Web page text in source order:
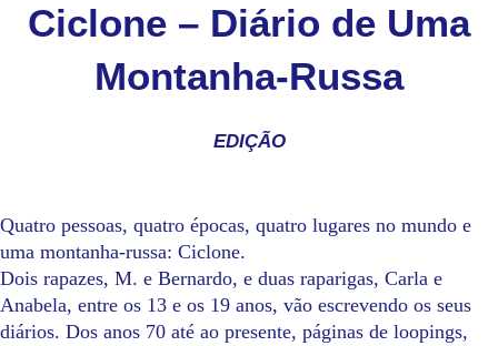
Ciclone – Diário de Uma
Montanha-Russa
EDIÇÃO
Quatro pessoas, quatro épocas, quatro lugares no mundo e
uma montanha-russa: Ciclone.
Dois rapazes, M. e Bernardo, e duas raparigas, Carla e
Anabela, entre os 13 e os 19 anos, vão escrevendo os seus
diários. Dos anos 70 até ao presente, páginas de loopings,